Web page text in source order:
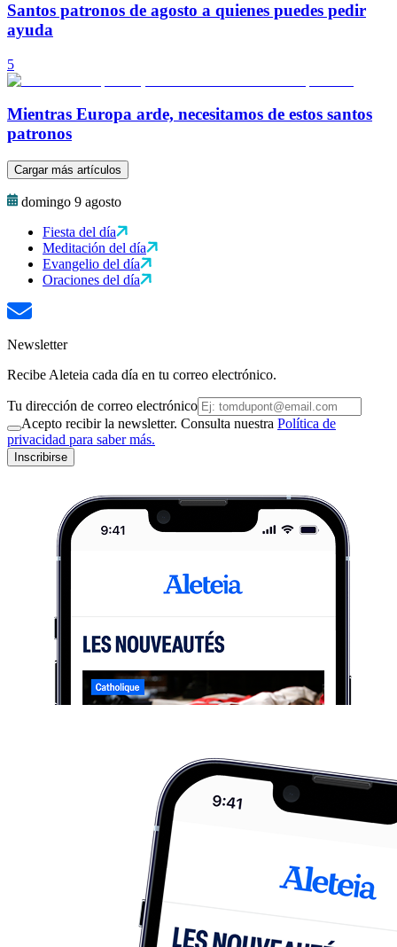
Santos patronos de agosto a quienes puedes pedir
ayuda
5
Mientras Europa arde, necesitamos de estos santos
patronos
Cargar más artículos
domingo 9 agosto
Fiesta del día
Meditación del día
Evangelio del día
Oraciones del día
Newsletter
Recibe Aleteia cada día en tu correo electrónico.
Tu dirección de correo electrónico
Acepto recibir la newsletter. Consulta nuestra Política de
privacidad para saber más.
Inscribirse